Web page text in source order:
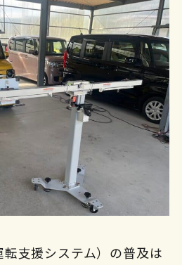
転支援システム）の普及は